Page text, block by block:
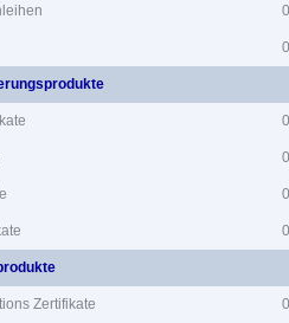
Zertifikate